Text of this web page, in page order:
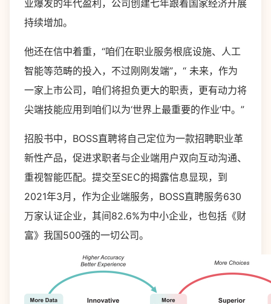
业爆发的年代盈利，公司创建七年跟着国家经济开展
持续增加。
他还在信中着重，“咱们在职业服务根底设施、人工
智能等范畴的投入，不过刚刚发端”，“ 未来，作为
一家上市公司，咱们将担负更大的职责，更有动力将
尖端技能应用到咱们以为‘世界上最重要的作业’中。”
招股书中，BOSS直聘将自己定位为一款招聘职业革
新性产品，促进求职者与企业端用户双向互动沟通、
重视智能匹配。提交至SEC的揭露信息显现，到
2021年3月，作为企业端服务，BOSS直聘服务630
万家认证企业，其间82.6%为中小企业，也包括《财
富》我国500强的一切公司。